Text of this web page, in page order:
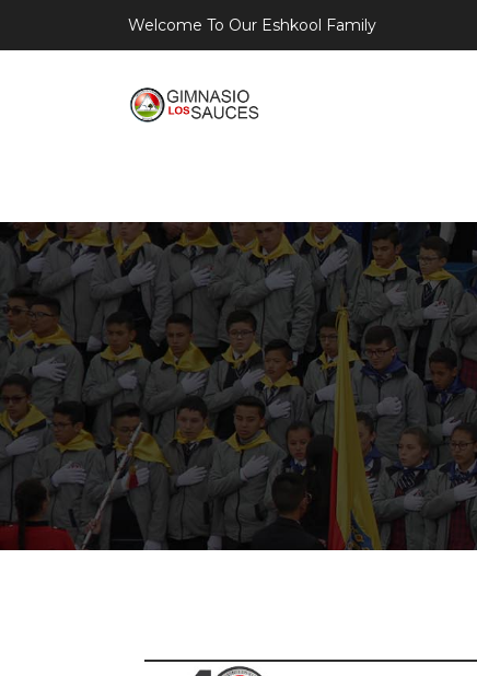
Welcome To Our Eshkool Family